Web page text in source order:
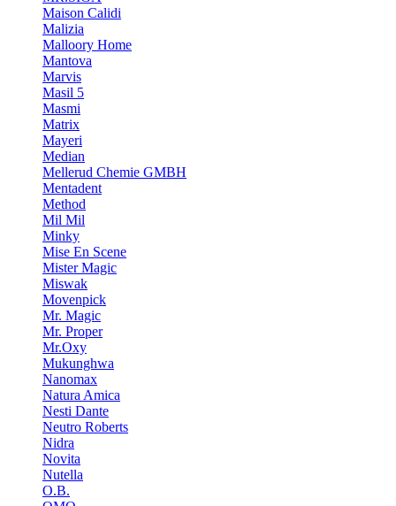
Maison Calidi
Malizia
Malloory Home
Mantova
Marvis
Masil 5
Masmi
Matrix
Mayeri
Median
Mellerud Chemie GMBH
Mentadent
Method
Mil Mil
Minky
Mise En Scene
Mister Magic
Miswak
Movenpick
Mr. Magic
Mr. Proper
Mr.Oxy
Mukunghwa
Nanomax
Natura Amica
Nesti Dante
Neutro Roberts
Nidra
Novita
Nutella
O.B.